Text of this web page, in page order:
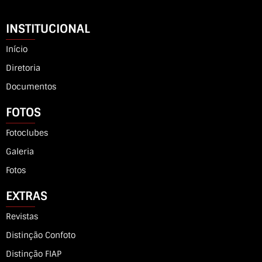
INSTITUCIONAL
Início
Diretoria
Documentos
FOTOS
Fotoclubes
Galeria
Fotos
EXTRAS
Revistas
Distinção Confoto
Distinção FIAP